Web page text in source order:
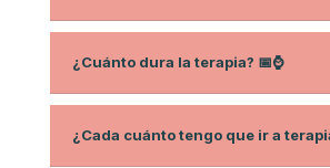
¿Cuánto dura la terapia? 📅⌚
¿Cada cuánto tengo que ir a